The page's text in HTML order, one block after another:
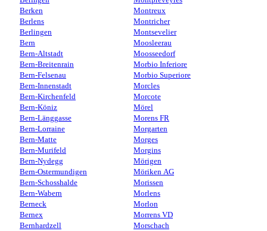
Berken
Berlens
Berlingen
Bern
Bern-Altstadt
Bern-Breitenrain
Bern-Felsenau
Bern-Innenstadt
Bern-Kirchenfeld
Bern-Köniz
Bern-Länggasse
Bern-Lorraine
Bern-Matte
Bern-Murifeld
Bern-Nydegg
Bern-Ostermundigen
Bern-Schosshalde
Bern-Wabern
Berneck
Bernex
Bernhardzell
Montreux
Montricher
Montsevelier
Moosleerau
Moosseedorf
Morbio Inferiore
Morbio Superiore
Morcles
Morcote
Mörel
Morens FR
Morgarten
Morges
Morgins
Mörigen
Möriken AG
Morissen
Morlens
Morlon
Morrens VD
Morschach